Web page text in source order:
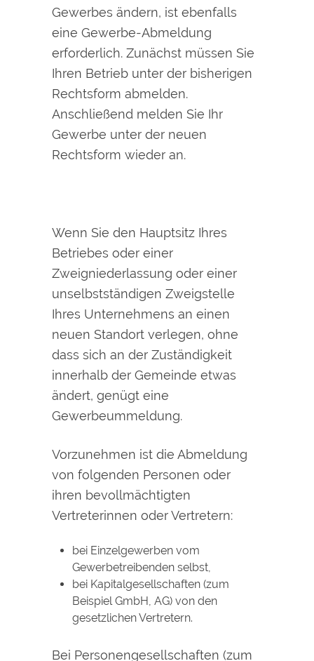
Gewerbes ändern, ist ebenfalls
eine Gewerbe-Abmeldung
erforderlich. Zunächst müssen Sie
Ihren Betrieb unter der bisherigen
Rechtsform abmelden.
Anschließend melden Sie Ihr
Gewerbe unter der neuen
Rechtsform wieder an.
Wenn Sie den Hauptsitz Ihres
Betriebes oder einer
Zweigniederlassung oder einer
unselbstständigen Zweigstelle
Ihres Unternehmens an einen
neuen Standort verlegen, ohne
dass sich an der Zuständigkeit
innerhalb der Gemeinde etwas
ändert, genügt eine
Gewerbeummeldung.
Vorzunehmen ist die Abmeldung
von folgenden Personen oder
ihren bevollmächtigten
Vertreterinnen oder Vertretern:
bei Einzelgewerben vom
Gewerbetreibenden selbst,
bei Kapitalgesellschaften (zum
Beispiel GmbH, AG) von den
gesetzlichen Vertretern.
Bei Personengesellschaften (zum